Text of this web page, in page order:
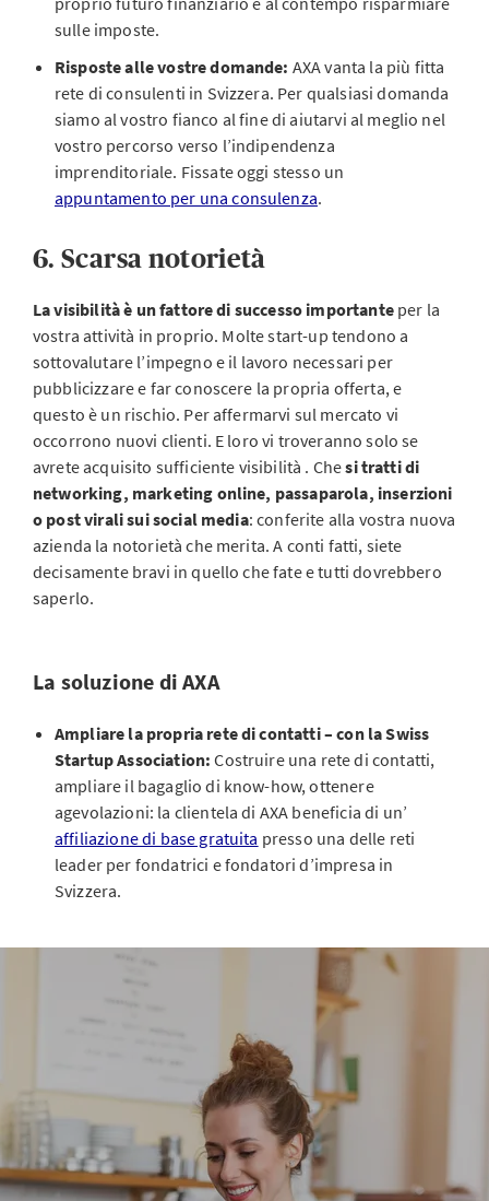
sulle imposte.
Risposte alle vostre domande: AXA vanta la più fitta
rete di consulenti in Svizzera. Per qualsiasi domanda
siamo al vostro fianco al fine di aiutarvi al meglio nel
vostro percorso verso l’indipendenza
imprenditoriale. Fissate oggi stesso un
appuntamento per una consulenza.
6. Scarsa notorietà
La visibilità è un fattore di successo importanteper la
vostra attività in proprio. Molte start-up tendono a
sottovalutare l’impegno e il lavoro necessari per
pubblicizzare e far conoscere la propria offerta, e
questo è un rischio. Per affermarvi sul mercato vi
occorrono nuovi clienti. E loro vi troveranno solo se
avrete acquisito sufficiente visibilità . Chesi tratti di
networking, marketing online, passaparola, inserzioni
o post virali sui social media: conferite alla vostra nuova
azienda la notorietà che merita. A conti fatti, siete
decisamente bravi in quello che fate e tutti dovrebbero
saperlo.
La soluzione di AXA
Ampliare la propria rete di contatti – con la Swiss
Startup Association:Costruire una rete di contatti,
ampliare il bagaglio di know-how, ottenere
agevolazioni: la clientela di AXA beneficia di un’
affiliazione di base gratuita presso una delle reti
leader per fondatrici e fondatori d’impresa in
Svizzera.